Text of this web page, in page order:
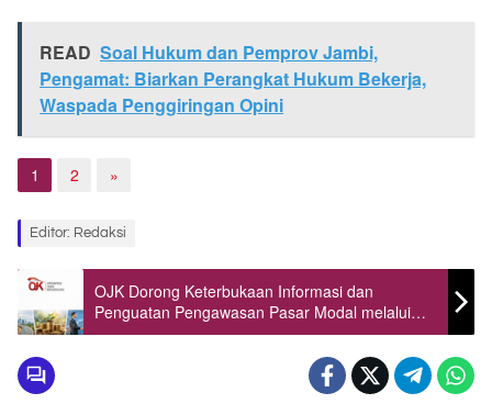
READ Soal Hukum dan Pemprov Jambi,
Pengamat: Biarkan Perangkat Hukum Bekerja,
Waspada Penggiringan Opini
1 2 »
Editor: Redaksi
OJK Dorong Keterbukaan Informasi dan
Penguatan Pengawasan Pasar Modal melalui
Akses KSEI